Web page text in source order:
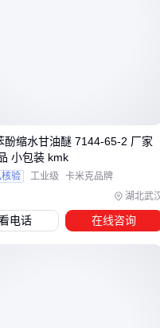
苯基缩水甘油醚产品？
湖北武
酚缩水甘油醚 7144-65-2 厂家
小包装 kmk
验 工业级 卡米克品牌
电话 在线咨询